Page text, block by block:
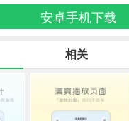
游戏辅助
478款应用
电子图书
441款应用
安卓手机下载
相关